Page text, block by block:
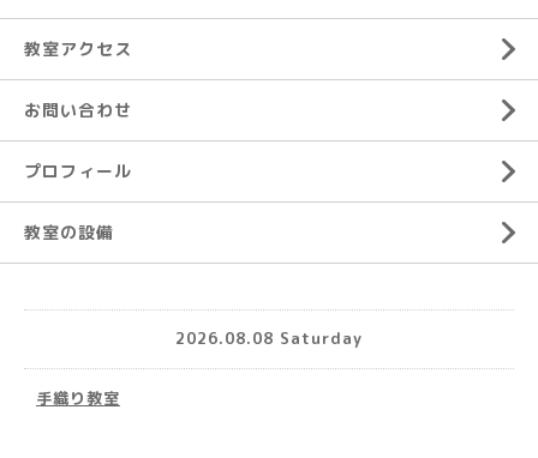
教室アクセス
お問い合わせ
プロフィール
教室の設備
2026.08.08 Saturday
手織り教室